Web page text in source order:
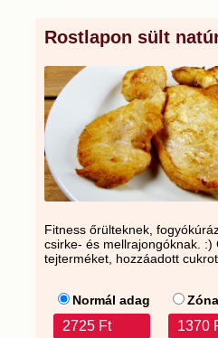
Rostlapon sült
Fitness őrülteknek,
csirke- és mellrajongóknak. :)
tejterméket, hozzáadott
Normál adag
2725 Ft 1370